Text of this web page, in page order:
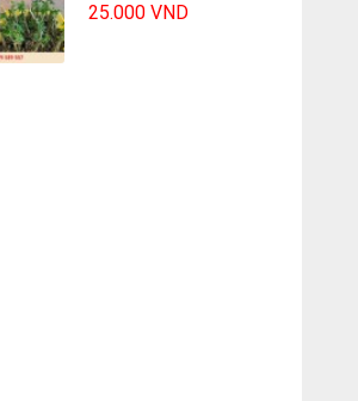
25.000 VND